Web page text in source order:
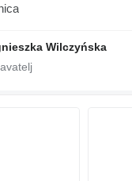
Wilczyńska